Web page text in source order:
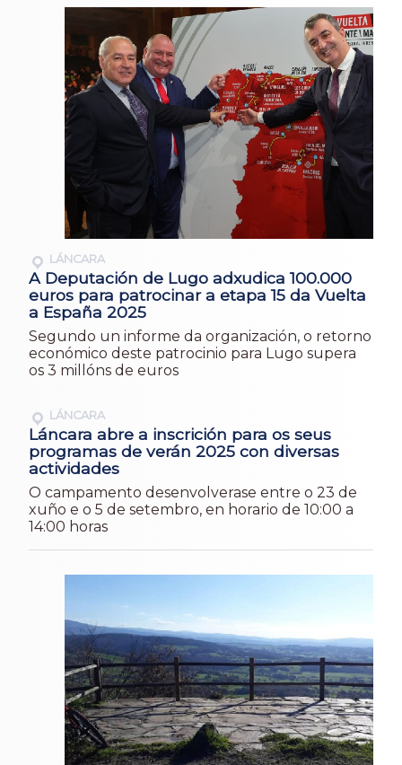
LÁNCARA
A Deputación de Lugo adxudica 100.000
euros para patrocinar a etapa 15 da Vuelta
a España 2025
Segundo un informe da organización, o retorno
económico deste patrocinio para Lugo supera
os 3 millóns de euros
LÁNCARA
Láncara abre a inscrición para os seus
programas de verán 2025 con diversas
actividades
O campamento desenvolverase entre o 23 de
xuño e o 5 de setembro, en horario de 10:00 a
14:00 horas